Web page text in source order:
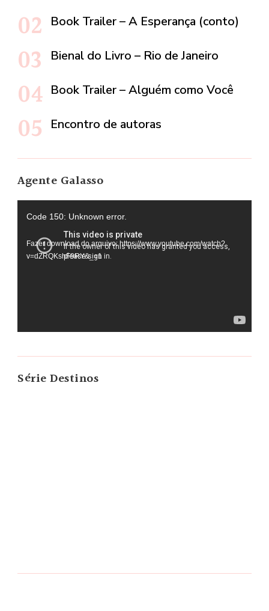
Book Trailer – A Esperança (conto)
Bienal do Livro – Rio de Janeiro
Book Trailer – Alguém como Você
Encontro de autoras
Agente Galasso
vídeo
Code 150: Unknown error.
Fazer download do arquivo: https://www.youtube.com/watch?
v=dZRQKshF9RY&_=1
Série Destinos